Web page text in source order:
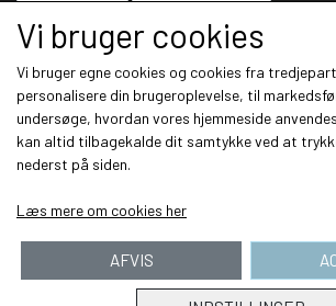
Sociale medier
Modtag vores nyhedsbrev via e-mail
Vi bruger cookies
Vi bruger egne cookies og cookies fra
personalisere din brugeroplevelse, til
undersøge, hvordan vores hjemmeside
kan altid tilbagekalde dit samtykke ved at
nederst på siden.
Læs mere om cookies her
AFVIS